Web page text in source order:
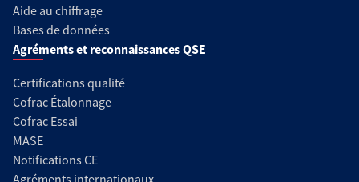
Aide au chiffrage
Bases de données
Agréments et reconnaissances QSE
Certifications qualité
Cofrac Étalonnage
Cofrac Essai
MASE
Notifications CE
Agréments internationaux